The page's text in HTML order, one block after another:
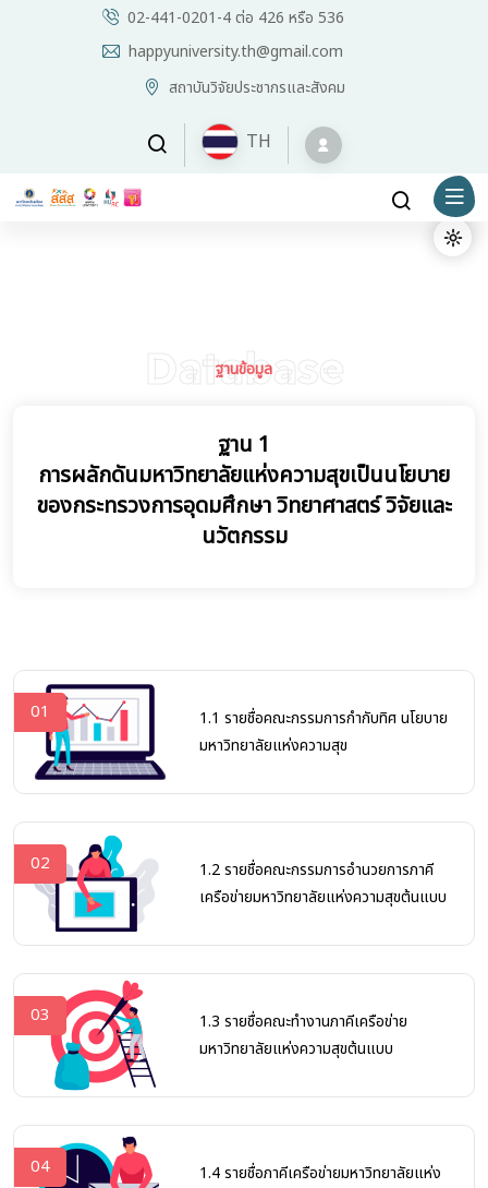
02-441-0201-4 ต่อ 426 หรือ 536
happyuniversity.th@gmail.com
สถาบันวิจัยประชากรและสังคม
TH
ฐานข้อมูล
Database
ฐาน 1
การผลักดันมหาวิทยาลัยแห่งความสุขเป็นนโยบาย
ของกระทรวงการอุดมศึกษา วิทยาศาสตร์ วิจัยและ
นวัตกรรม
01
1.1 รายชื่อคณะกรรมการกำกับทิศ นโยบาย
มหาวิทยาลัยแห่งความสุข
02
1.2 รายชื่อคณะกรรมการอำนวยการภาคี
เครือข่ายมหาวิทยาลัยแห่งความสุขต้นแบบ
03
1.3 รายชื่อคณะทำงานภาคีเครือข่าย
มหาวิทยาลัยแห่งความสุขต้นแบบ
04
1.4 รายชื่อภาคีเครือข่ายมหาวิทยาลัยแห่ง